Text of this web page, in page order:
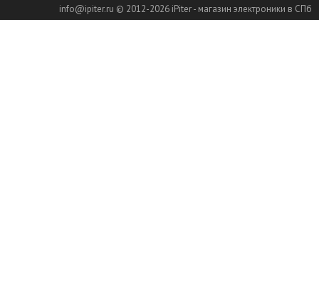
info@ipiter.ru © 2012-2026 iPiter - магазин электроники в СПб